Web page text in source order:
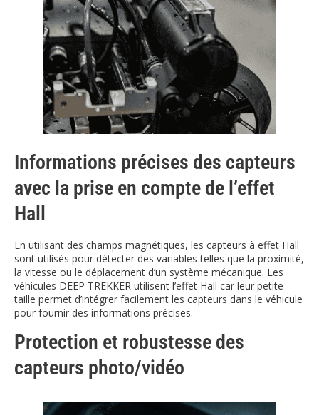
Informations précises des capteurs
avec la prise en compte de l’effet
Hall
En utilisant des champs magnétiques, les capteurs à effet Hall
sont utilisés pour détecter des variables telles que la proximité,
la vitesse ou le déplacement d’un système mécanique. Les
véhicules DEEP TREKKER utilisent l’effet Hall car leur petite
taille permet d’intégrer facilement les capteurs dans le véhicule
pour fournir des informations précises.
Protection et robustesse des
capteurs photo/vidéo